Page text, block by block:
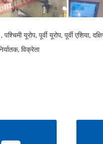
यूरोप, पूर्वी यूरोप, पूर्वी एशिया,
विक्रेता